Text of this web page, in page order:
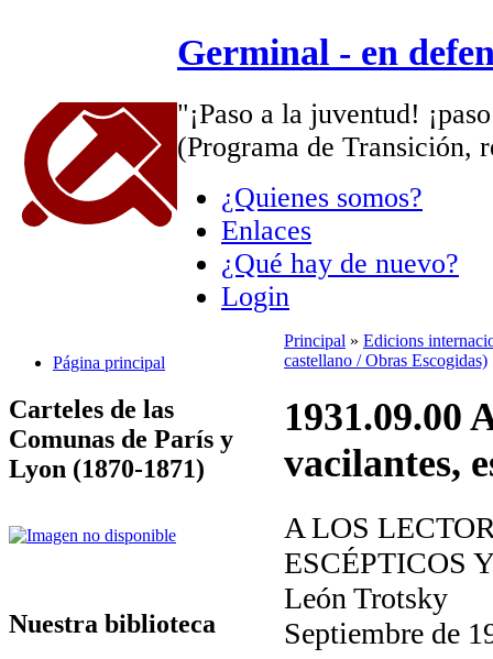
Germinal - en
"¡Paso a la juventud!
(Programa de Transición,
¿Quienes somos?
Enlaces
¿Qué hay de nuevo?
Login
Página principal
Carteles de las
Comunas de París y
Lyon (1870-1871)
Nuestra biblioteca
Principal » Edicions
castellano / Obras Escogidas)
1931.09.00
vacilantes,
A LOS
ESCÉPTICOS
León Trotsky
Septiembre de